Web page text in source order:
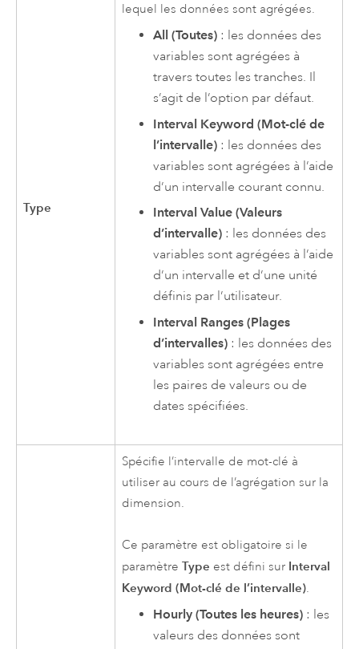
Type
lequel les données sont agrégées.
All (Toutes) : les données des
variables sont agrégées à
travers toutes les tranches. Il
s’agit de l’option par défaut.
Interval Keyword (Mot-clé de
l’intervalle) : les données des
variables sont agrégées à l’aide
d’un intervalle courant connu.
Interval Value (Valeurs
d’intervalle) : les données des
variables sont agrégées à l’aide
d’un intervalle et d’une unité
définis par l’utilisateur.
Interval Ranges (Plages
d’intervalles) : les données des
variables sont agrégées entre
les paires de valeurs ou de
dates spécifiées.
Spécifie l’intervalle de mot-clé à
utiliser au cours de l’agrégation sur la
dimension.
Ce paramètre est obligatoire si le
paramètreType est défini sur Interval
Keyword (Mot-clé de l’intervalle).
Hourly (Toutes les heures) : les
valeurs des données sont